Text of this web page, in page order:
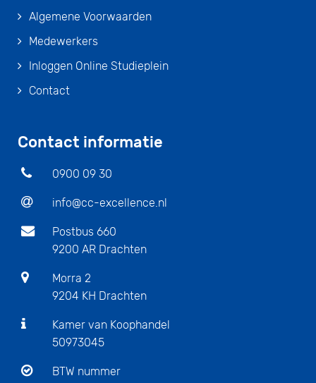
Algemene Voorwaarden
Medewerkers
Inloggen Online Studieplein
Contact
Contact informatie
0900 09 30
info@cc-excellence.nl
Postbus 660
9200 AR Drachten
Morra 2
9204 KH Drachten
Kamer van Koophandel
50973045
BTW nummer